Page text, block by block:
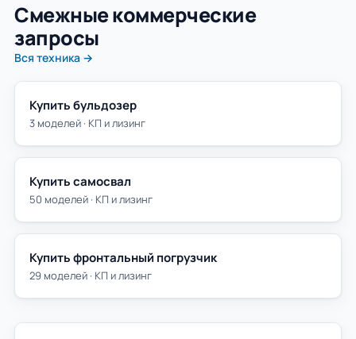
Смежные коммерческие
запросы
Вся техника →
Купить бульдозер
3 моделей · КП и лизинг
Купить самосвал
50 моделей · КП и лизинг
Купить фронтальный погрузчик
29 моделей · КП и лизинг